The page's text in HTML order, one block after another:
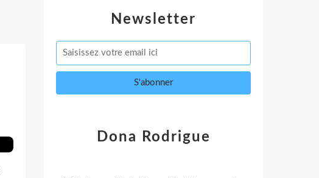
Newsletter
Dona Rodrigue